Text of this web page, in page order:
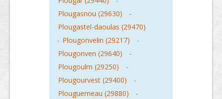
Plougasnou (29630)
-
Plougastel-daoulas (29470)
- Plougonvelin (29217)
-
Plougonven (29640)
-
Plougoulm (29250)
-
Plougourvest (29400)
-
Plouguerneau (29880)
-